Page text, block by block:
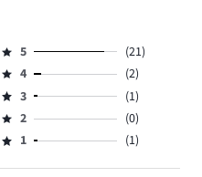
Hodnotenie
5,
počet
hlasov
21.
5
(21)
Hodnotenie
4,
počet
hlasov
4
(2)
Hodnotenie
3,
počet
3
(1)
Hodnotenie
2,
2
(0)
Hodnotenie
1,
1 (1)